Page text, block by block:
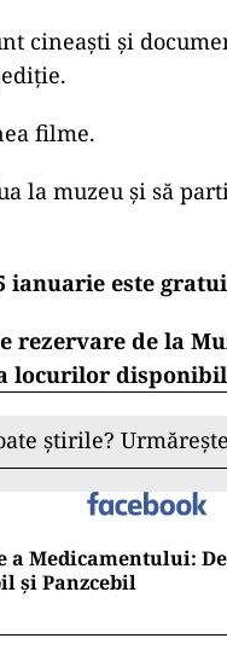
cineaști și
filme.
la muzeu și să
ianuarie este
rezervare de la
locurilor
știrile?
Medicamentului:
și Panzcebil